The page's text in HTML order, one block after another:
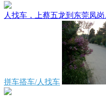
人找车，上蔡五龙到东莞凤岗
拼车搭车/人找车